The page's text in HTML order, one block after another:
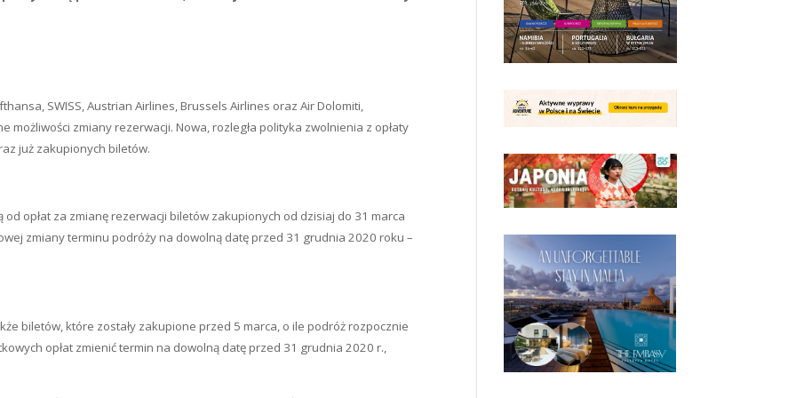
SWISS, Austrian Airlines, Brussels Airlines oraz Air Dolomiti,
zmiany rezerwacji. Nowa, rozległa polityka zwolnienia z opłaty
już zakupionych biletów.
opłat za zmianę rezerwacji biletów zakupionych od dzisiaj do 31 marca
zmiany terminu podróży na dowolną datę przed 31 grudnia 2020 roku –
biletów, które zostały zakupione przed 5 marca, o ile podróż rozpocznie
opłat zmienić termin na dowolną datę przed 31 grudnia 2020 r.,